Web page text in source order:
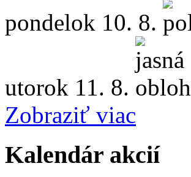
pondelok 10. 8.
utorok 11. 8.
Zobraziť viac
Kalendár akcií